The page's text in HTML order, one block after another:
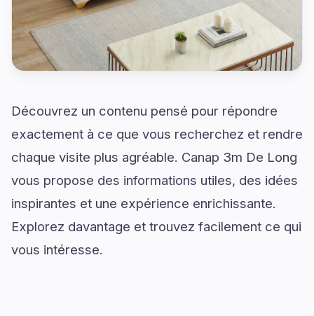
Découvrez un contenu pensé pour répondre
exactement à ce que vous recherchez et rendre
chaque visite plus agréable. Canap 3m De Long
vous propose des informations utiles, des idées
inspirantes et une expérience enrichissante.
Explorez davantage et trouvez facilement ce qui
vous intéresse.